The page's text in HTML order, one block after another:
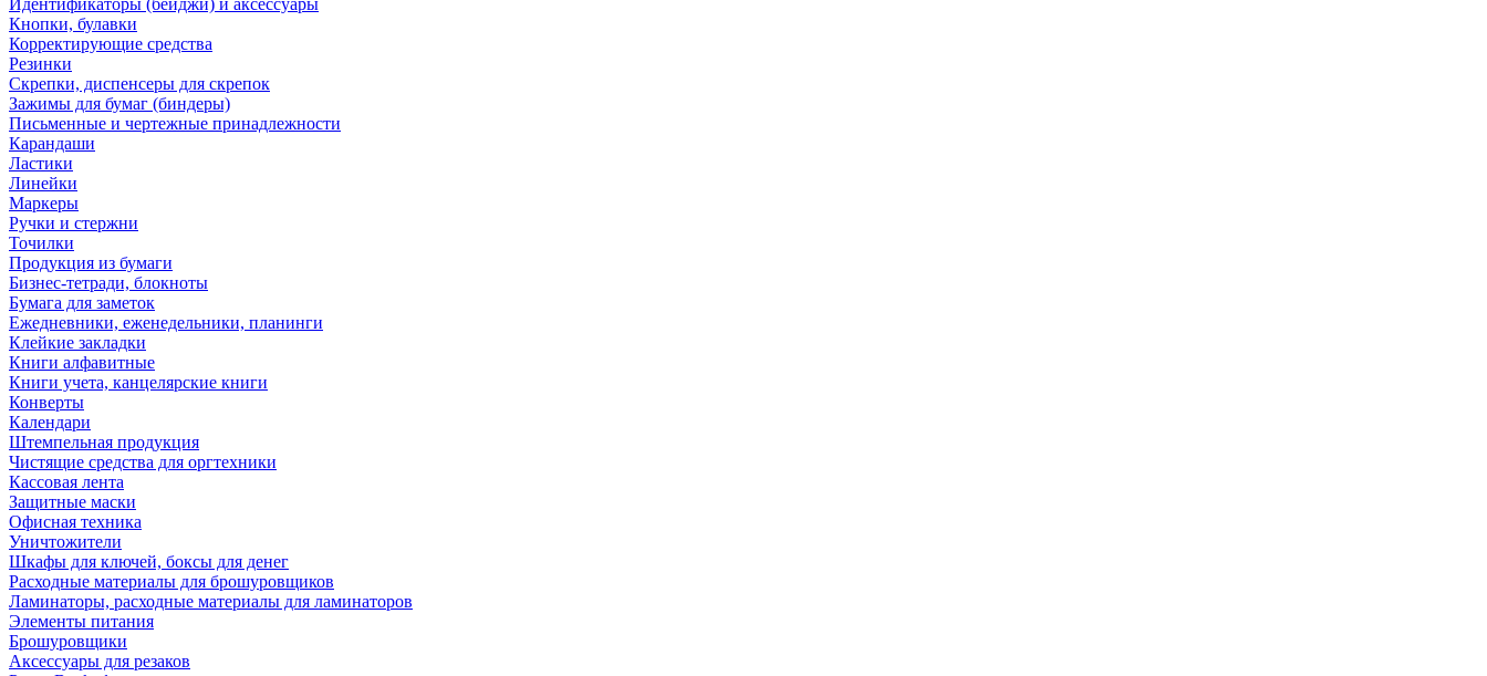
Идентификаторы (бейджи) и аксессуары
Кнопки, булавки
Корректирующие средства
Резинки
Скрепки, диспенсеры для скрепок
Зажимы для бумаг (биндеры)
Письменные и чертежные принадлежности
Карандаши
Ластики
Линейки
Маркеры
Ручки и стержни
Точилки
Продукция из бумаги
Бизнес-тетради, блокноты
Бумага для заметок
Ежедневники, еженедельники, планинги
Клейкие закладки
Книги алфавитные
Книги учета, канцелярские книги
Конверты
Календари
Штемпельная продукция
Чистящие средства для оргтехники
Кассовая лента
Защитные маски
Офисная техника
Уничтожители
Шкафы для ключей, боксы для денег
Расходные материалы для брошуровщиков
Ламинаторы, расходные материалы для ламинаторов
Элементы питания
Брошуровщики
Аксессуары для резаков